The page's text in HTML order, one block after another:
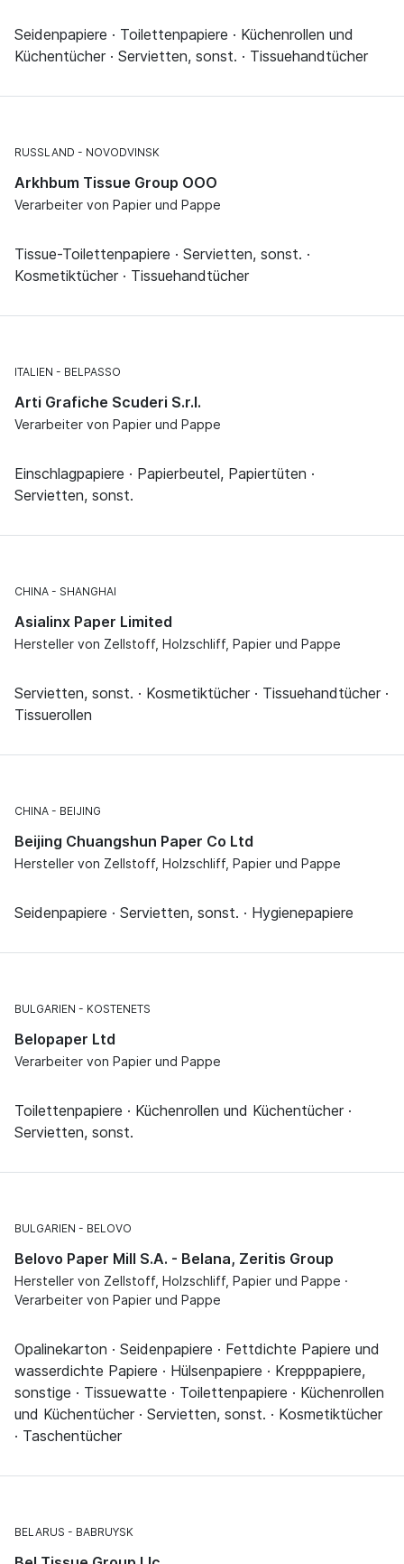
Seidenpapiere · Toilettenpapiere · Küchenrollen und
Küchentücher · Servietten, sonst. · Tissuehandtücher
RUSSLAND NOVODVINSK
Arkhbum Tissue Group OOO
Verarbeiter von Papier und Pappe
Tissue-Toilettenpapiere · Servietten, sonst. ·
Kosmetiktücher · Tissuehandtücher
ITALIEN BELPASSO
Arti Grafiche Scuderi S.r.l.
Verarbeiter von Papier und Pappe
Einschlagpapiere · Papierbeutel, Papiertüten ·
Servietten, sonst.
CHINA SHANGHAI
Asialinx Paper Limited
Hersteller von Zellstoff, Holzschliff, Papier und Pappe
Servietten, sonst. · Kosmetiktücher · Tissuehandtücher ·
Tissuerollen
CHINA BEIJING
Beijing Chuangshun Paper Co Ltd
Hersteller von Zellstoff, Holzschliff, Papier und Pappe
Seidenpapiere · Servietten, sonst. · Hygienepapiere
BULGARIEN KOSTENETS
Belopaper Ltd
Verarbeiter von Papier und Pappe
Toilettenpapiere · Küchenrollen und Küchentücher ·
Servietten, sonst.
BULGARIEN BELOVO
Belovo Paper Mill S.A. - Belana, Zeritis Group
Hersteller von Zellstoff, Holzschliff, Papier und Pappe ·
Verarbeiter von Papier und Pappe
Opalinekarton · Seidenpapiere · Fettdichte Papiere und
wasserdichte Papiere · Hülsenpapiere · Krepppapiere,
sonstige · Tissuewatte · Toilettenpapiere · Küchenrollen
und Küchentücher · Servietten, sonst. · Kosmetiktücher
· Taschentücher
BELARUS BABRUYSK